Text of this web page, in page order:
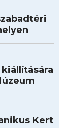
Kert